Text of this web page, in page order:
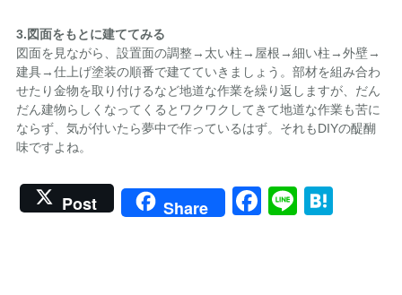
3.図面をもとに建ててみる
図面を見ながら、設置面の調整→太い柱→屋根→細い柱→外壁→
建具→仕上げ塗装の順番で建てていきましょう。部材を組み合わ
せたり金物を取り付けるなど地道な作業を繰り返しますが、だん
だん建物らしくなってくるとワクワクしてきて地道な作業も苦に
ならず、気が付いたら夢中で作っているはず。それもDIYの醍醐
味ですよね。
Post Share Facebook
Line